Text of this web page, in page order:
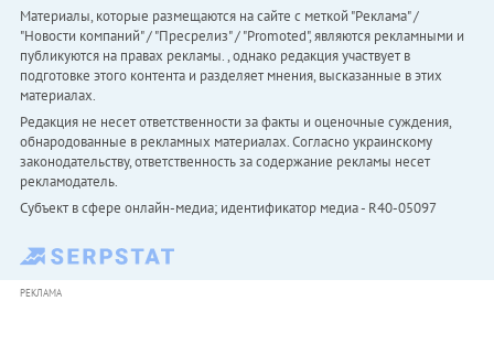
Материалы, которые размещаются на сайте с меткой "Реклама" /
"Новости компаний" / "Пресрелиз" / "Promoted", являются рекламными и
публикуются на правах рекламы. , однако редакция участвует в
подготовке этого контента и разделяет мнения, высказанные в этих
материалах.
Редакция не несет ответственности за факты и оценочные суждения,
обнародованные в рекламных материалах. Согласно украинскому
законодательству, ответственность за содержание рекламы несет
рекламодатель.
Субъект в сфере онлайн-медиа; идентификатор медиа - R40-05097
РЕКЛАМА